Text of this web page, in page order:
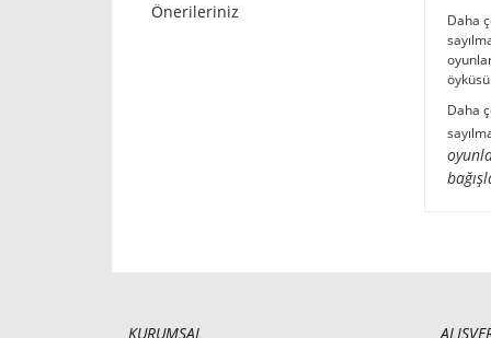
Önerileriniz
Daha
Daha
KURUMSAL